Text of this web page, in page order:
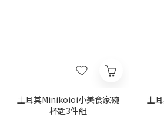
土耳其Minikoioi小美食家碗
杯匙3件組
土